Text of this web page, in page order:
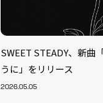
SWEET STEADY、新曲
うに」をリリース
2026.05.05